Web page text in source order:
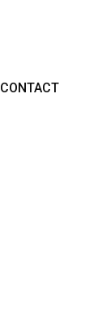
CONTACT